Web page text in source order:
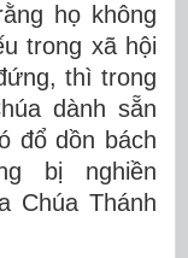
họ không
trong xã hội
thì trong
dành sẵn
đổ dồn bách
bị nghiền
Thánh